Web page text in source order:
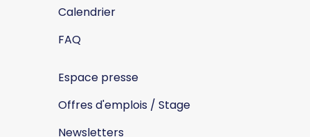
Calendrier
FAQ
Espace presse
Offres d'emplois / Stage
Newsletters